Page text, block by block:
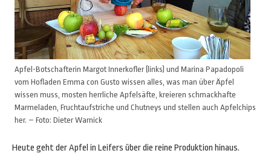
Apfel-Botschafterin Margot Innerkofler (links) und Marina Papadopoli
vom Hofladen Emma con Gusto wissen alles, was man über Äpfel
wissen muss, mosten herrliche Apfelsäfte, kreieren schmackhafte
Marmeladen, Fruchtaufstriche und Chutneys und stellen auch Apfelchips
her. – Foto: Dieter Warnick
Heute geht der Apfel in Leifers über die reine Produktion hinaus.